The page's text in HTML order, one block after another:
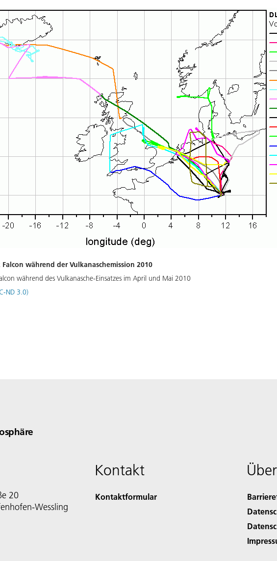
während der Vulkanaschemission 2010
während des Vulkanasche-Einsatzes im April und Mai 2010
ND 3.0)
20
Wessling
Kontakt
Kontaktformular